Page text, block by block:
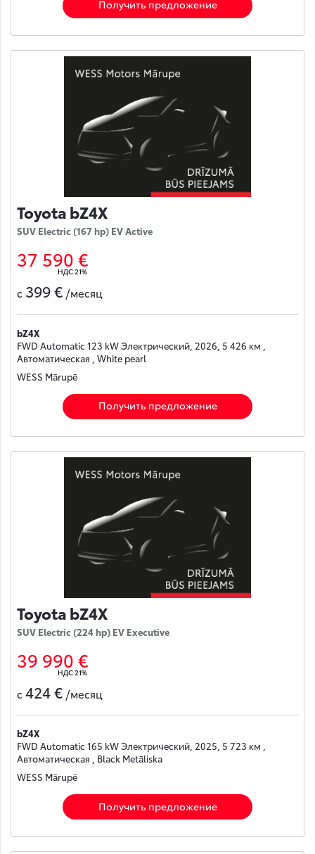
Получить предложение
Toyota bZ4X
SUV Electric (167 hp) EV Active
37 590 €
НДС 21%
с 399 € /месяц
bZ4X
FWD Automatic 123 kW Электрический, 2026, 5 426 км ,
Автоматическая , White pearl
WESS Mārupē
Получить предложение
Toyota bZ4X
SUV Electric (224 hp) EV Executive
39 990 €
НДС 21%
с 424 € /месяц
bZ4X
FWD Automatic 165 kW Электрический, 2025, 5 723 км ,
Автоматическая , Black Metāliska
WESS Mārupē
Получить предложение